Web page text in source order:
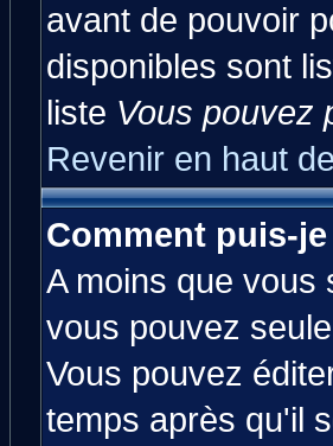
avant de pouvoir
disponibles sont
liste Vous pouvez
Revenir en haut
Comment puis-
A moins que vous
vous pouvez
Vous pouvez
temps après qu'il